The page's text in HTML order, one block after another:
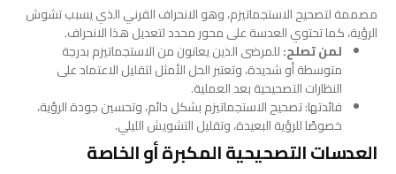
مصممة لتصحيح الاستجماتيزم، وهو الانحراف القرني الذي يسبب تشوش
الرؤية، كما تحتوي العدسة على محور محدد لتعديل هذا الانحراف.
لمن تصلح:للمرضى الذين يعانون من الاستجماتيزم بدرجة
متوسطة أو شديدة، وتعتبر الحل الأمثل لتقليل الاعتماد على
النظارات التصحيحية بعد العملية.
فائدتها: تصحيح الاستجماتيزم بشكل دائم، وتحسين جودة الرؤية،
خصوصًا للرؤية البعيدة، وتقليل التشويش الليلي.
العدسات التصحيحية المكبرة أو الخاصة